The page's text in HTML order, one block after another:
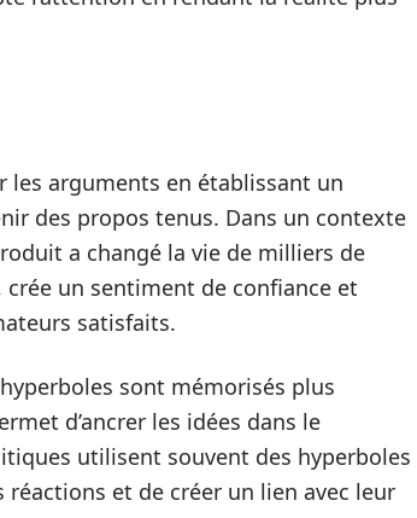
les arguments en établissant un
des propos tenus. Dans un contexte
a changé la vie de milliers de
crée un sentiment de confiance et
satisfaits.
sont mémorisés plus
d’ancrer les idées dans le
utilisent souvent des hyperboles
et de créer un lien avec leur